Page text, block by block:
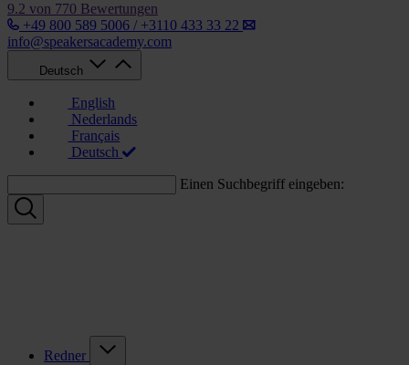
9.2 von 770 Bewertungen
+49 800 589 5006 / +3110 433 33 22
info@speakersacademy.com
Deutsch
English
Nederlands
Français
Deutsch
Einen Suchbegriff eingeben:
Redner